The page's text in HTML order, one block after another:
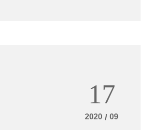
17
2020 / 09